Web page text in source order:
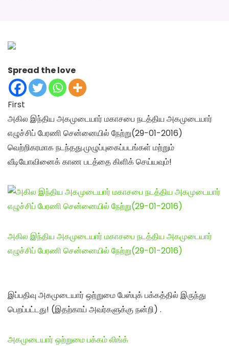
Spread the love
First
அகில இந்திய அகமுடையார் மகாசபை நடத்திய அகமுடையார்
எழுச்சிப் பேரணி சென்னையில் நேற்று(29-01-2016)
வெற்றிகரமாக நடந்தது.முழுப்புகைப்படங்கள் மற்றும்
வீடியோவினைக் காண படத்தை கிளிக் செய்யவும்!
அகில இந்திய அகமுடையார் மகாசபை நடத்திய அகமுடையார்
எழுச்சிப் பேரணி சென்னையில் நேற்று(29-01-2016)
இப்பதிவு அகமுடையார் ஒற்றுமை பேஸ்புக் பக்கத்தில் இருந்து
பெறப்பட்டது! (இதற்காய் அவர்களுக்கு நன்றி) .
அகமுடையார் ஒற்றுமை பக்கம் லிங்க்